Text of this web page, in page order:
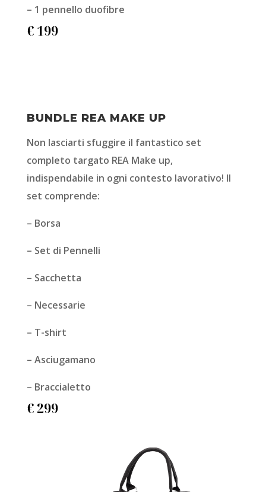
– 1 pennello duofibre
€ 199
BUNDLE REA MAKE UP
Non lasciarti sfuggire il fantastico set
completo targato REA Make up,
indispendabile in ogni contesto lavorativo! Il
set comprende:
– Borsa
– Set di Pennelli
– Sacchetta
– Necessarie
– T-shirt
– Asciugamano
– Braccialetto
€ 299